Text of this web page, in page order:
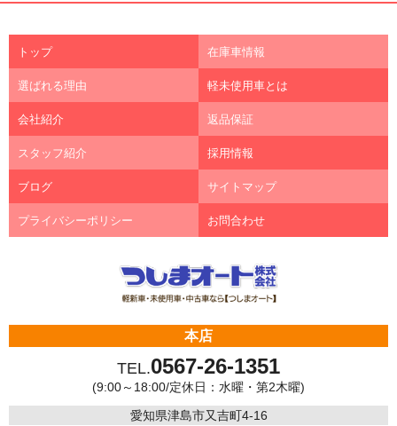
トップ 在庫車情報
選ばれる理由 軽未使用車とは
会社紹介 返品保証
スタッフ紹介 採用情報
ブログ サイトマップ
プライバシーポリシー お問合わせ
本店
TEL.0567-26-1351
(9:00～18:00/定休日：水曜・第2木曜)
愛知県津島市又吉町4-16